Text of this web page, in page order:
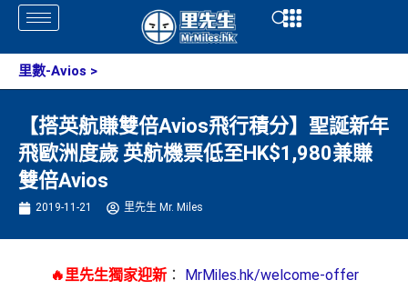
Skip
content
Open
里數-Avios >
【搭英航賺雙倍Avios飛行積分】聖誕新年
飛歐洲度歲 英航機票低至HK$1,980兼賺
雙倍Avios
2019-11-21 里先生 Mr. Miles
🔥里先生獨家迎新： MrMiles.hk/welcome-offer